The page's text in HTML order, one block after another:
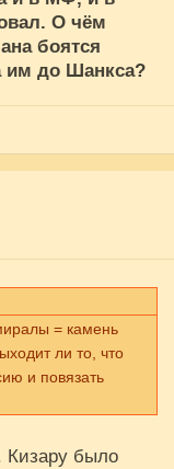
О чём
боятся
им до Шанкса?
= камень
ли то, что
и повязать
Кизару было